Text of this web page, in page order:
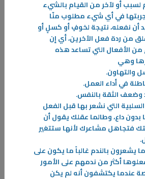
الذين لا يعرفون عن سيرة حياة الأوائل
القريب الذي هو ما قبل النفط، فكانت
أكثرها من منتوج بلدهم
أو لآخر من القيام بالشيء
في أي شيء مطلوب منّا
أن نفعله، نتيجة لخوفٍ أو كسلٍ أو
من ردة فعل الآخرين، أي إن
من الأفعال التي تساعد هذه
وهي
والتهاون.
في أداء العمل.
وضعف الثقة بالنفس.
التي نشعر بها قبل الفعل
بدون داع، وطالما عقلك يقول أن
فتجاهل مشاعرك لأنها ستتغير
.
يشعرون بالندم غالباً ما يكون على
أكثر من ندمهم على الأمور
عندما يكتشفون أنه لم يكن